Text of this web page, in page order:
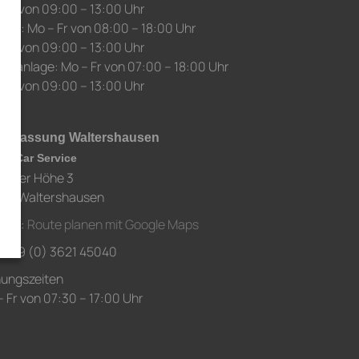
Sa von 09:00 – 13:00 Uhr
Mo – Fr von 08:00 – 18:00 Uhr
Sa von 09:00 – 13:00 Uhr
Mo – Fr von 07:00 – 18:00 Uhr
Sa von 09:00 – 13:00 Uhr
Waltershausen
Car Service
Höhe 3
Waltershausen
Route planen mit Google Maps
+49 (0) 3621 45040
Fr von 07:30 – 17:00 Uhr